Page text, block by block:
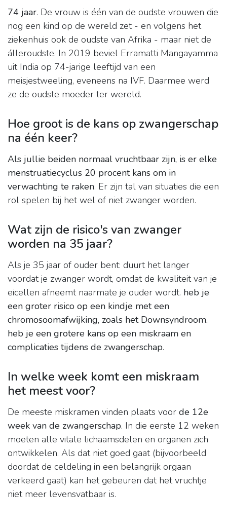
74 jaar. De vrouw is één van de oudste vrouwen die
nog een kind op de wereld zet - en volgens het
ziekenhuis ook de oudste van Afrika - maar niet de
álleroudste. In 2019 beviel Erramatti Mangayamma
uit India op 74-jarige leeftijd van een
meisjestweeling, eveneens na IVF. Daarmee werd
ze de oudste moeder ter wereld.
Hoe groot is de kans op zwangerschap
na één keer?
Als jullie beiden normaal vruchtbaar zijn, is er elke
menstruatiecyclus 20 procent kans om in
verwachting te raken. Er zijn tal van situaties die een
rol spelen bij het wel of niet zwanger worden.
Wat zijn de risico's van zwanger
worden na 35 jaar?
Als je 35 jaar of ouder bent: duurt het langer
voordat je zwanger wordt, omdat de kwaliteit van je
eicellen afneemt naarmate je ouder wordt. heb je
een groter risico op een kindje met een
chromosoomafwijking, zoals het Downsyndroom.
heb je een grotere kans op een miskraam en
complicaties tijdens de zwangerschap.
In welke week komt een miskraam
het meest voor?
De meeste miskramen vinden plaats voor de 12e
week van de zwangerschap. In die eerste 12 weken
moeten alle vitale lichaamsdelen en organen zich
ontwikkelen. Als dat niet goed gaat (bijvoorbeeld
doordat de celdeling in een belangrijk orgaan
verkeerd gaat) kan het gebeuren dat het vruchtje
niet meer levensvatbaar is.